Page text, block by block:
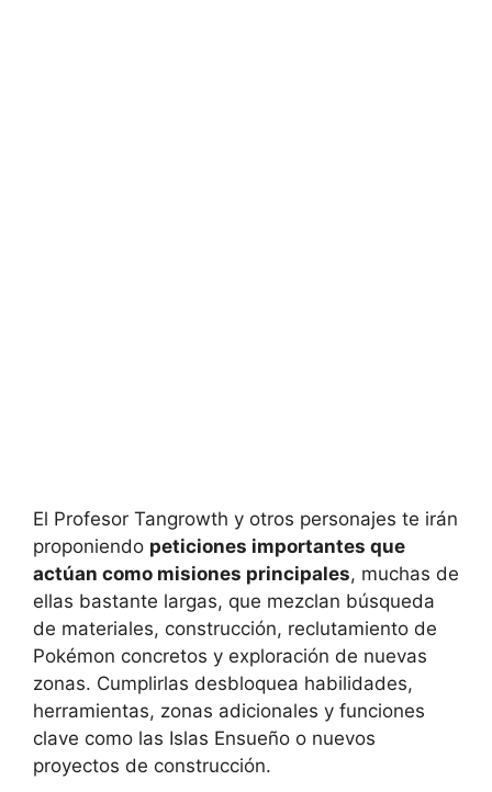
El Profesor Tangrowth y otros personajes te irán
proponiendo peticiones importantes que
actúan como misiones principales, muchas de
ellas bastante largas, que mezclan búsqueda
de materiales, construcción, reclutamiento de
Pokémon concretos y exploración de nuevas
zonas. Cumplirlas desbloquea habilidades,
herramientas, zonas adicionales y funciones
clave como las Islas Ensueño o nuevos
proyectos de construcción.